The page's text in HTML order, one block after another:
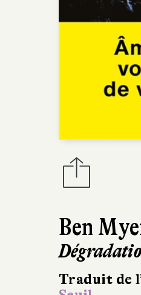
Ben
Traduit de